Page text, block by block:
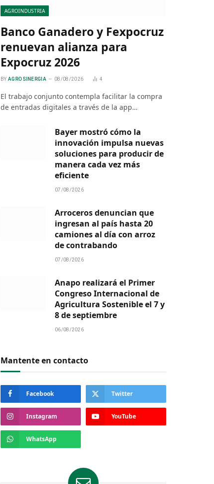
AGROINDUSTRIA
Banco Ganadero y Fexpocruz
renuevan alianza para
Expocruz 2026
BY AGRO SINERGIA 08/08/2026 4
El trabajo conjunto contempla facilitar la compra
de entradas digitales a través de la app…
Bayer mostró cómo la
innovación impulsa nuevas
soluciones para producir de
manera cada vez más
eficiente
07/08/2026
Arroceros denuncian que
ingresan al país hasta 20
camiones al día con arroz
de contrabando
07/08/2026
Anapo realizará el Primer
Congreso Internacional de
Agricultura Sostenible el 7 y
8 de septiembre
06/08/2026
Mantente en contacto
Facebook Twitter
Instagram YouTube
WhatsApp